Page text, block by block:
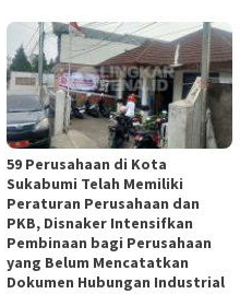
59 Perusahaan di Kota
Sukabumi Telah Memiliki
Peraturan Perusahaan dan
PKB, Disnaker Intensifkan
Pembinaan bagi Perusahaan
yang Belum Mencatatkan
Dokumen Hubungan Industrial